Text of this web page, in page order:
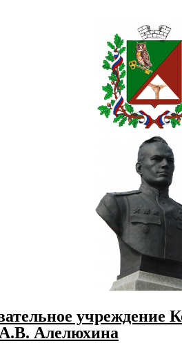
учреждение
Алелюхина